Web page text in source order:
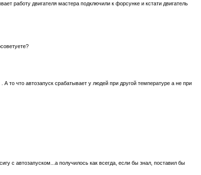
работу двигателя мастера подключили к форсунке и кстати двигатель
что автозапуск срабатывает у людей при другой температуре а не при
с автозапуском...а получилось как всегда, если бы знал, поставил бы